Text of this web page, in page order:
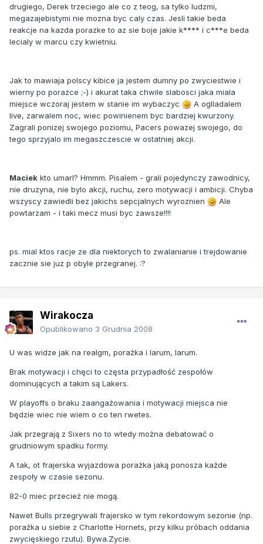
drugiego, Derek trzeciego ale co z teog, sa tylko ludzmi,
megazajebistymi nie mozna byc caly czas. Jesli takie beda
reakcje na kazda porazke to az sie boje jakie k**** i c***e beda
lecialy w marcu czy kwietniu.
Jak to mawiaja polscy kibice ja jestem dumny po zwyciestwie i
wierny po porazce ;-) i akurat taka chwile slabosci jaka miala
miejsce wczoraj jestem w stanie im wybaczyc
A oglladalem
live, zarwalem noc, wiec powinienem byc bardziej kwurzony.
Zagrali ponizej swojego poziomu, Pacers powazej swojego, do
tego sprzyjalo im megaszczescie w ostatniej akcji.
Maciek kto umarl? Hmmm. Pisalem - grali pojedynczy zawodnicy,
nie druzyna, nie bylo akcji, ruchu, zero motywacji i ambicji. Chyba
wszyscy zawiedli bez jakichs sepcjalnych wyroznien
Ale
powtarzam - i taki mecz musi byc zawsze!!!!
ps. mial ktos racje ze dla niektorych to zwalanianie i trejdowanie
zacznie sie juz p obyle przegranej. :?
Wirakocza
Opublikowano 3 Grudnia 2008
U was widze jak na realgm, porażka i larum, larum.
Brak motywacji i chęci to częsta przypadłość zespołów
dominujących a takim są Lakers.
W playoffs o braku zaangażowania i motywacji miejsca nie
będzie wiec nie wiem o co ten rwetes.
Jak przegrają z Sixers no to wtedy można debatować o
grudniowym spadku formy.
A tak, ot frajerska wyjazdowa porażka jaką ponosza każde
zespoły w czasie sezonu.
82-0 miec przecież nie mogą.
Nawet Bulls przegrywali frajersko w tym rekordowym sezonie (np.
porażka u siebie z Charlotte Hornets, przy kilku próbach oddania
zwycięskiego rzutu). Bywa.Zycie.